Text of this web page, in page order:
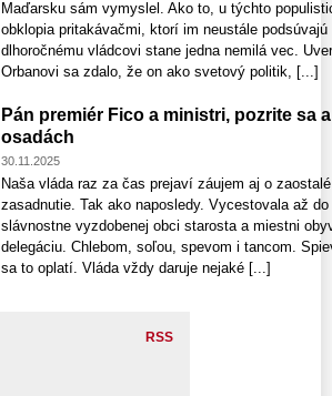
Maďarsku sám vymyslel. Ako to, u týchto
obklopia pritakávačmi, ktorí im neustále
dlhoročnému vládcovi stane jedna nemilá vec.
Orbanovi sa zdalo, že on ako svetový politik, [...]
Pán premiér Fico a ministri, pozrite sa
osadách
30.11.2025
Naša vláda raz za čas prejaví záujem aj o
zasadnutie. Tak ako naposledy. Vycestovala až
slávnostne vyzdobenej obci starosta a miestni
delegáciu. Chlebom, soľou, spevom i tancom.
sa to oplatí. Vláda vždy daruje nejaké [...]
RSS